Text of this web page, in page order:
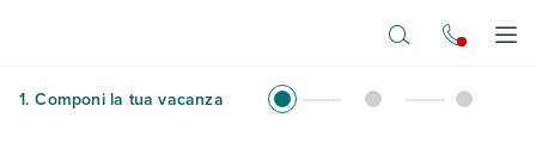
1. Componi la tua vacanza